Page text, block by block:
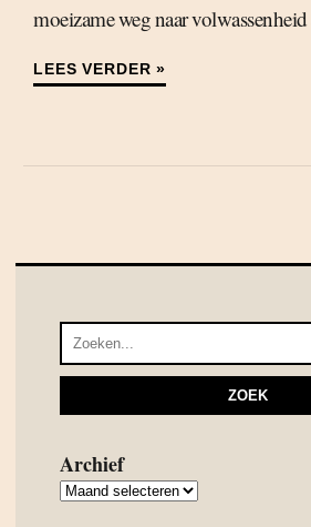
moeizame weg naar
LEES VERDER »
Archief
Archief